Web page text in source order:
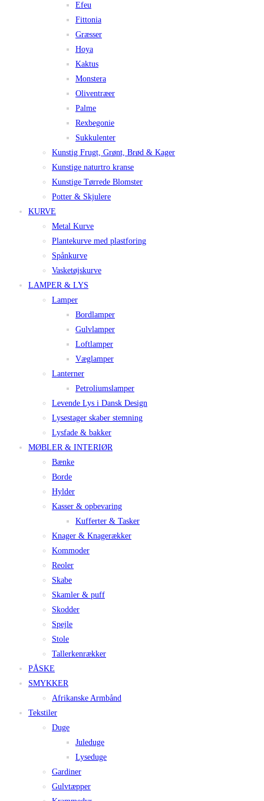
Efeu
Fittonia
Græsser
Hoya
Kaktus
Monstera
Oliventræer
Palme
Rexbegonie
Sukkulenter
Kunstig Frugt, Grønt, Brød & Kager
Kunstige naturtro kranse
Kunstige Tørrede Blomster
Potter & Skjulere
KURVE
Metal Kurve
Plantekurve med plastforing
Spånkurve
Vasketøjskurve
LAMPER & LYS
Lamper
Bordlamper
Gulvlamper
Loftlamper
Væglamper
Lanterner
Petroliumslamper
Levende Lys i Dansk Design
Lysestager skaber stemning
Lysfade & bakker
MØBLER & INTERIØR
Bænke
Borde
Hylder
Kasser & opbevaring
Kufferter & Tasker
Knager & Knagerækker
Kommoder
Reoler
Skabe
Skamler & puff
Skodder
Spejle
Stole
Tallerkenrækker
PÅSKE
SMYKKER
Afrikanske Armbånd
Tekstiler
Duge
Juleduge
Lyseduge
Gardiner
Gulvtæpper